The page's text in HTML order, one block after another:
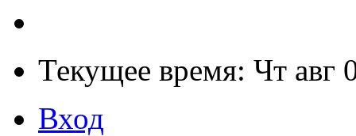
Текущее время: Чт авг
Вход